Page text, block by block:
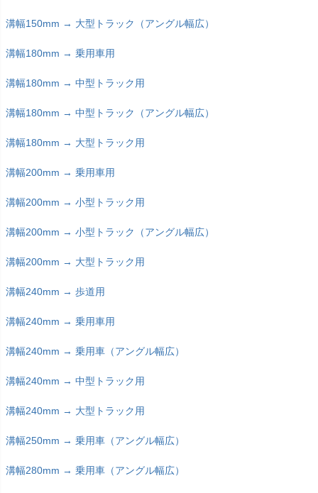
溝幅150mm → 大型トラック（アングル幅広）
溝幅180mm → 乗用車用
溝幅180mm → 中型トラック用
溝幅180mm → 中型トラック（アングル幅広）
溝幅180mm → 大型トラック用
溝幅200mm → 乗用車用
溝幅200mm → 小型トラック用
溝幅200mm → 小型トラック（アングル幅広）
溝幅200mm → 大型トラック用
溝幅240mm → 歩道用
溝幅240mm → 乗用車用
溝幅240mm → 乗用車（アングル幅広）
溝幅240mm → 中型トラック用
溝幅240mm → 大型トラック用
溝幅250mm → 乗用車（アングル幅広）
溝幅280mm → 乗用車（アングル幅広）